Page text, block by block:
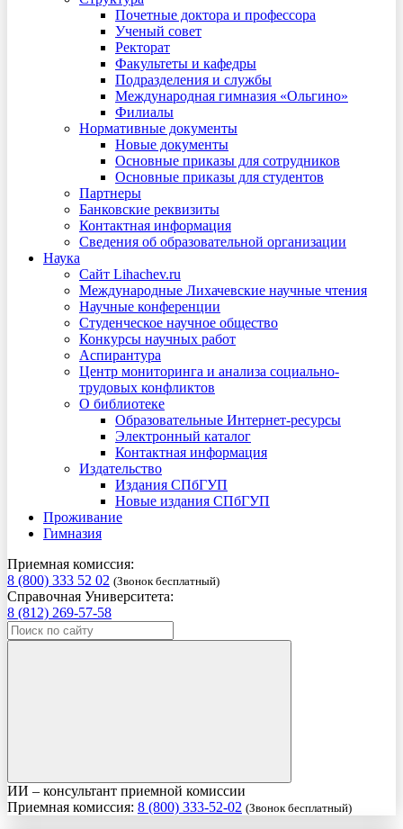
Почетные доктора и профессора
Ученый совет
Ректорат
Факультеты и кафедры
Подразделения и службы
Международная гимназия «Ольгино»
Филиалы
Нормативные документы
Новые документы
Основные приказы для сотрудников
Основные приказы для студентов
Партнеры
Банковские реквизиты
Контактная информация
Сведения об образовательной организации
Наука
Сайт Lihachev.ru
Международные Лихачевские научные чтения
Научные конференции
Студенческое научное общество
Конкурсы научных работ
Аспирантура
Центр мониторинга и анализа социально-
трудовых конфликтов
О библиотеке
Образовательные Интернет-ресурсы
Электронный каталог
Контактная информация
Издательство
Издания СПбГУП
Новые издания СПбГУП
Проживание
Гимназия
Приемная комиссия:
8 (800) 333 52 02 (Звонок бесплатный)
Справочная Университета:
8 (812) 269-57-58
ИИ – консультант приемной комиссии
Приемная комиссия: 8 (800) 333-52-02 (Звонок бесплатный)